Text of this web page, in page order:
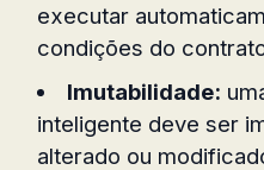
executar
condições do
Imutabilidade:
inteligente deve ser
alterado ou